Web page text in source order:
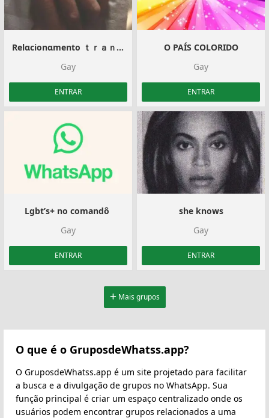
Relαcionαmento ｔｒａｎｓ‍
Gay
ENTRAR
O PAÍS COLORIDO
Gay
ENTRAR
Lgbt’s+ no comandô ️‍
Gay
ENTRAR
she knows
Gay
ENTRAR
Mais grupos
O que é o GruposdeWhatss.app?
O GruposdeWhatss.app é um site projetado para facilitar
a busca e a divulgação de grupos no WhatsApp. Sua
função principal é criar um espaço centralizado onde os
usuários podem encontrar grupos relacionados a uma